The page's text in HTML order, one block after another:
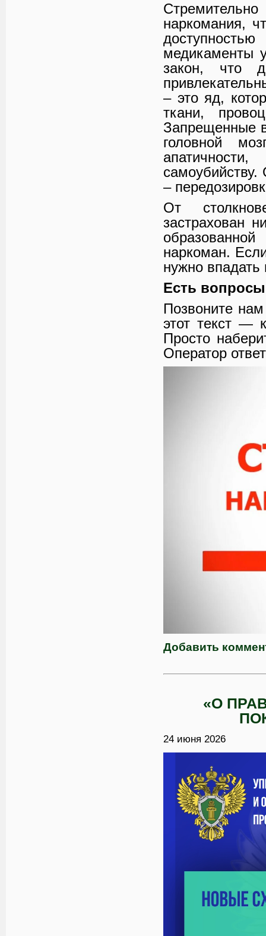
наркомания,
медикаменты
закон, что
– это яд,
ткани,
Запрещенные
головной
–
От
застрахован
наркоман.
нужно впадать
Есть
Позвоните
этот текст —
Просто
Оператор
Добавить
«О
24 июня 2026